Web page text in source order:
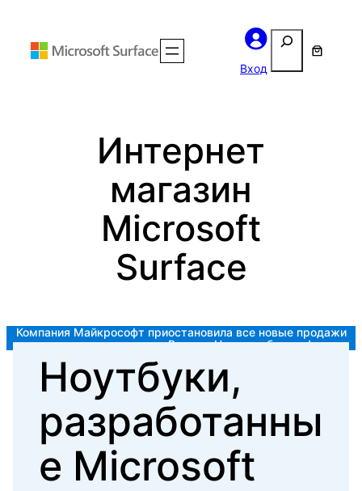
Вход
Поиск
Интернет
магазин
Microsoft
Surface
Компания Майкрософт приостановила все новые продажи
продуктов и услуг в России.Но мы работаем!
Ноутбуки,
разработанны
е Microsoft